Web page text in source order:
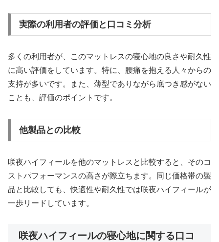
実際の利用者の評価と口コミ分析
多くの利用者が、このマットレスの寝心地の良さや耐久性
に高い評価をしています。特に、腰痛を抱える人々からの
支持が多いです。また、薄型でありながら底つき感がない
ことも、評価のポイントです。
他製品との比較
咲夜ハイフィールを他のマットレスと比較すると、そのコ
ストパフォーマンスの高さが際立ちます。同じ価格帯の製
品と比較しても、快適性や耐久性では咲夜ハイフィールが
一歩リードしています。
咲夜ハイフィールの寝心地に関する口コ